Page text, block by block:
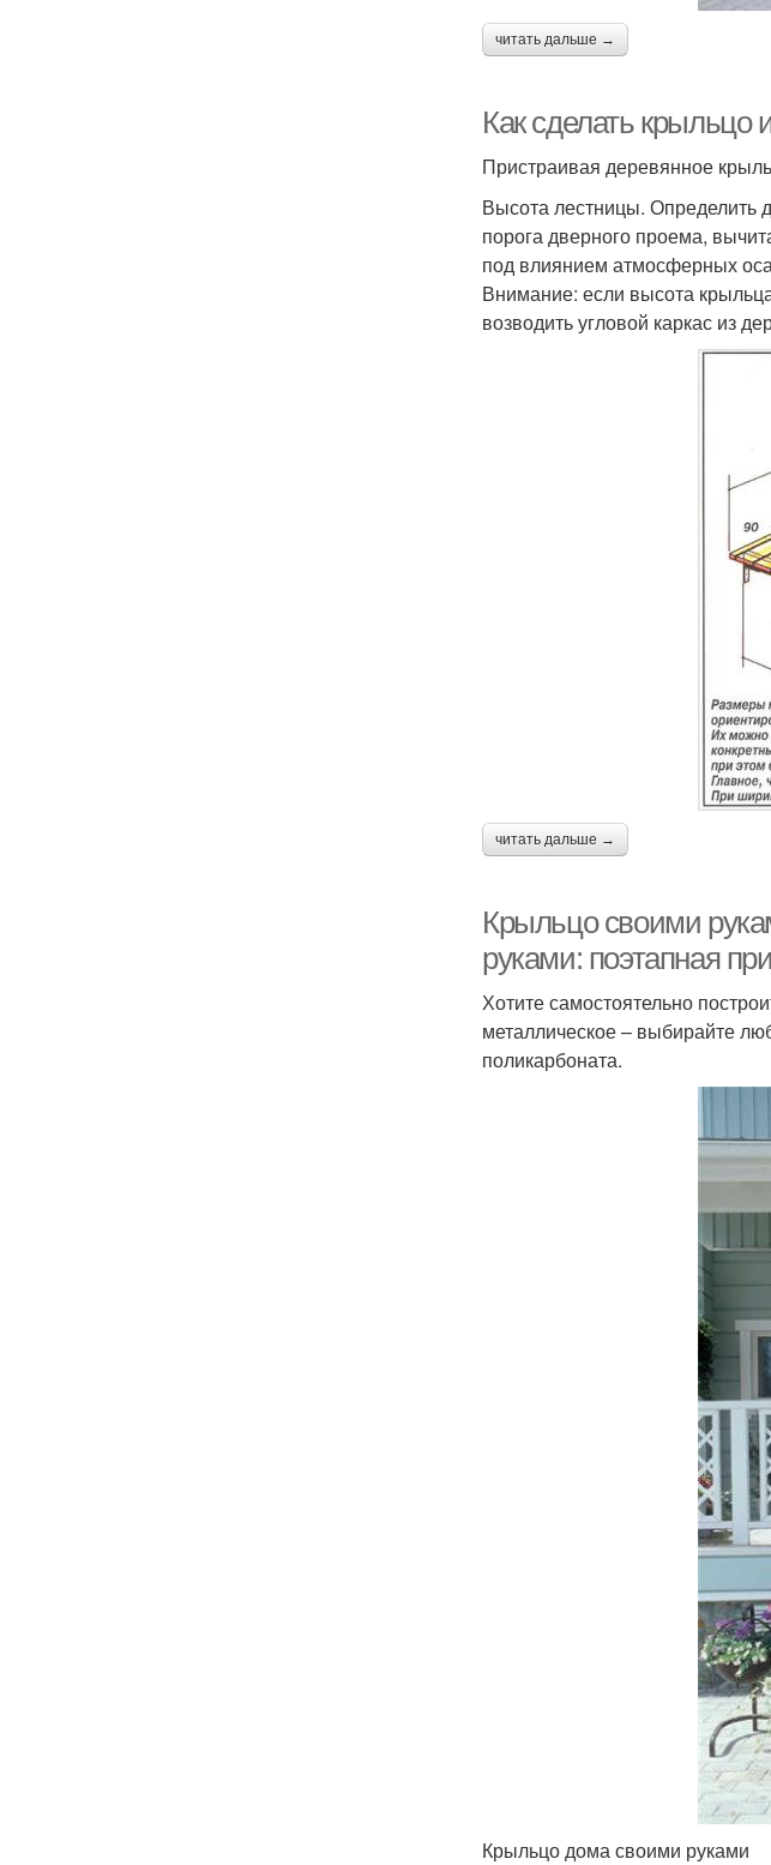
читать дальше →
Как сделать крыльцо
Пристраивая деревянное
Высота лестницы. Определить
порога дверного проема,
под влиянием атмосферных
Внимание: если высота
возводить угловой каркас из
читать дальше →
Крыльцо своими
руками: поэтапная
Хотите самостоятельно
металлическое – выбирайте
поликарбоната.
Крыльцо дома своими руками